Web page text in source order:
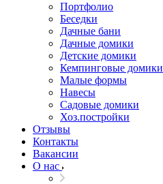
Портфолио
Беседки
Дачные бани
Дачные домики
Детские домики
Кемпинговые домики
Малые формы
Навесы
Садовые домики
Хоз.постройки
Отзывы
Контакты
Вакансии
О нас